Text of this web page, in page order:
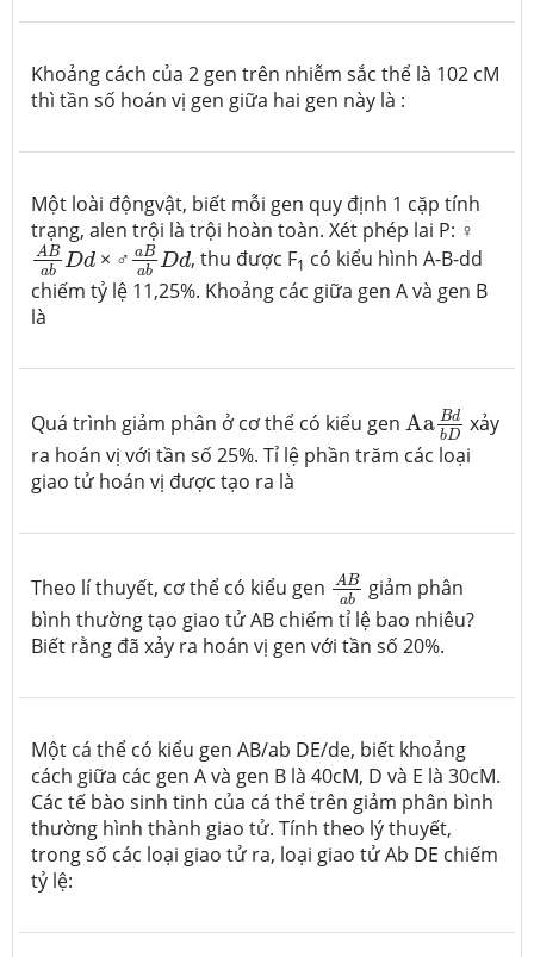
Khoảng cách của 2 gen trên nhiễm sắc thể là 102 cM
thì tần số hoán vị gen giữa hai gen này là :
Một loài độngvật, biết mỗi gen quy định 1 cặp tính
trạng, alen trội là trội hoàn toàn. Xét phép lai P: ♀
AB
ab Dd
ABabDd
× ♂ aB
ab Dd
aBabDd
, thu được F1 có kiểu hình A-B-dd
chiếm tỷ lệ 11,25%. Khoảng các giữa gen A và gen B
là
Quá trình giảm phân ở cơ thể có kiểu gen Aa Bd
bD
Aa Bd D
xảy
ra hoán vị với tần số 25%. Tỉ lệ phần trăm các loại
giao tử hoán vị được tạo ra là
Theo lí thuyết, cơ thể có kiểu gen AB
ab
ABa b
giảm phân
bình thường tạo giao tử AB chiếm tỉ lệ bao nhiêu?
Biết rằng đã xảy ra hoán vị gen với tần số 20%.
Một cá thể có kiểu gen AB/ab DE/de, biết khoảng
cách giữa các gen A và gen B là 40cM, D và E là 30cM.
Các tế bào sinh tinh của cá thể trên giảm phân bình
thường hình thành giao tử. Tính theo lý thuyết,
trong số các loại giao tử ra, loại giao tử Ab DE chiếm
tỷ lệ: